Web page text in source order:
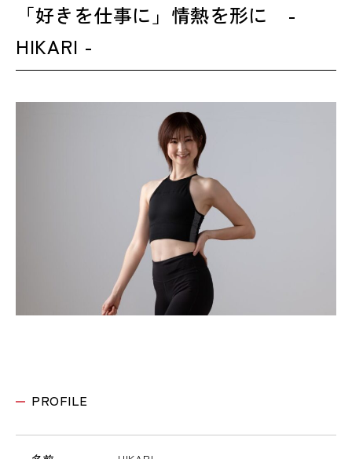
「好きを仕事に」情熱を形に -
HIKARI -
PROFILE